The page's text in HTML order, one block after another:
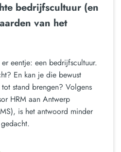
bedrijfscultuur (en
van het
eentje: een bedrijfscultuur.
En kan je die bewust
stand brengen? Volgens
HRM aan Antwerp
is het antwoord minder